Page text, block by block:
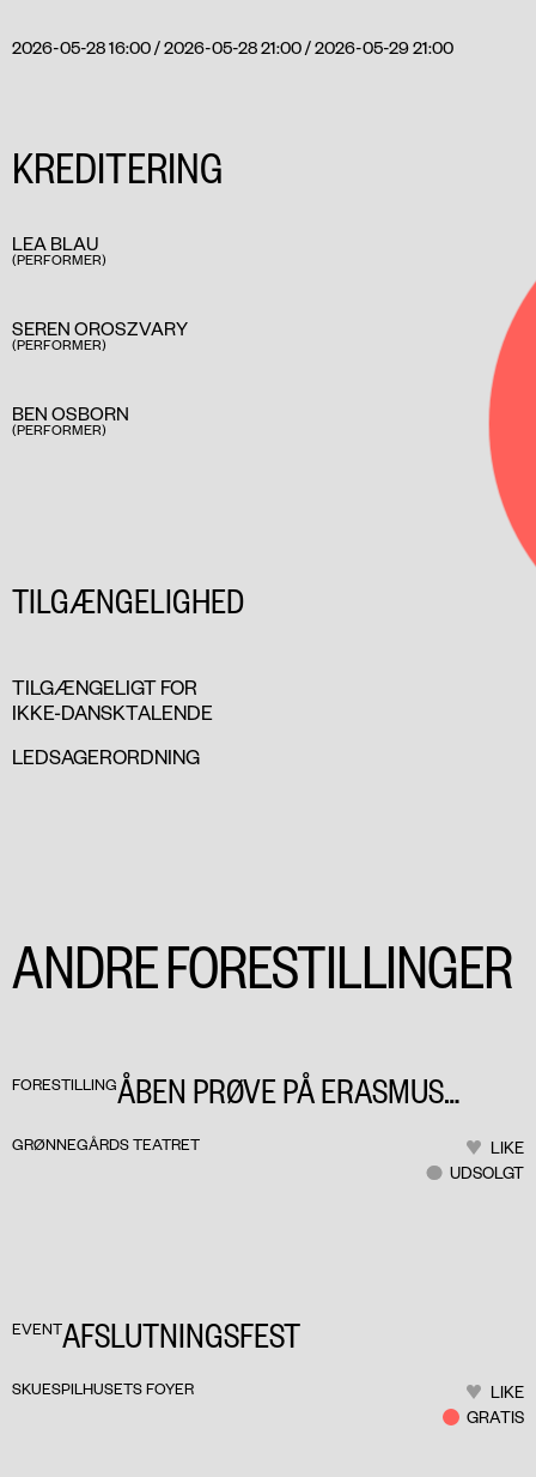
2026-05-28 16:00 / 2026-05-28 21:00 / 2026-05-29 21:00
KREDITERING
LEA BLAU
(PERFORMER)
SEREN OROSZVARY
(PERFORMER)
BEN OSBORN
(PERFORMER)
TILGÆNGELIGHED
TILGÆNGELIGT FOR
IKKE-DANSKTALENDE
LEDSAGERORDNING
ANDRE FORESTILLINGER
FORESTILLINGÅBEN PRØVE PÅ ERASMUS
MONTANUS
GRØNNEGÅRDS TEATRET
LIKE
UDSOLGT
EVENTAFSLUTNINGSFEST
SKUESPILHUSETS FOYER
LIKE
GRATIS